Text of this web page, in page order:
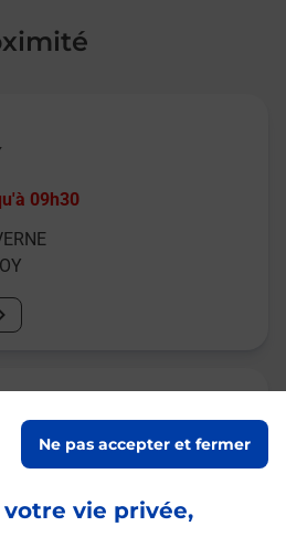
vie privée,
Ne pas accepter et fermer
09h30
MARKET
08h30